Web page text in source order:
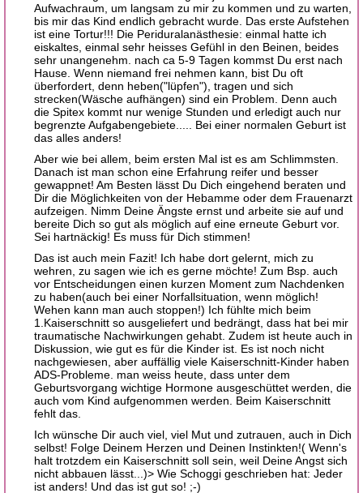
Aufwachraum, um langsam zu mir zu kommen und zu warten,
bis mir das Kind endlich gebracht wurde. Das erste Aufstehen
ist eine Tortur!!! Die Periduralanästhesie: einmal hatte ich
eiskaltes, einmal sehr heisses Gefühl in den Beinen, beides
sehr unangenehm. nach ca 5-9 Tagen kommst Du erst nach
Hause. Wenn niemand frei nehmen kann, bist Du oft
überfordert, denn heben("lüpfen"), tragen und sich
strecken(Wäsche aufhängen) sind ein Problem. Denn auch
die Spitex kommt nur wenige Stunden und erledigt auch nur
begrenzte Aufgabengebiete..... Bei einer normalen Geburt ist
das alles anders!
Aber wie bei allem, beim ersten Mal ist es am Schlimmsten.
Danach ist man schon eine Erfahrung reifer und besser
gewappnet! Am Besten lässt Du Dich eingehend beraten und
Dir die Möglichkeiten von der Hebamme oder dem Frauenarzt
aufzeigen. Nimm Deine Ängste ernst und arbeite sie auf und
bereite Dich so gut als möglich auf eine erneute Geburt vor.
Sei hartnäckig! Es muss für Dich stimmen!
Das ist auch mein Fazit! Ich habe dort gelernt, mich zu
wehren, zu sagen wie ich es gerne möchte! Zum Bsp. auch
vor Entscheidungen einen kurzen Moment zum Nachdenken
zu haben(auch bei einer Norfallsituation, wenn möglich!
Wehen kann man auch stoppen!) Ich fühlte mich beim
1.Kaiserschnitt so ausgeliefert und bedrängt, dass hat bei mir
traumatische Nachwirkungen gehabt. Zudem ist heute auch in
Diskussion, wie gut es für die Kinder ist. Es ist noch nicht
nachgewiesen, aber auffällig viele Kaiserschnitt-Kinder haben
ADS-Probleme. man weiss heute, dass unter dem
Geburtsvorgang wichtige Hormone ausgeschüttet werden, die
auch vom Kind aufgenommen werden. Beim Kaiserschnitt
fehlt das.
Ich wünsche Dir auch viel, viel Mut und zutrauen, auch in Dich
selbst! Folge Deinem Herzen und Deinen Instinkten!( Wenn's
halt trotzdem ein Kaiserschnitt soll sein, weil Deine Angst sich
nicht abbauen lässt...)> Wie Schoggi geschrieben hat: Jeder
ist anders! Und das ist gut so! ;-)